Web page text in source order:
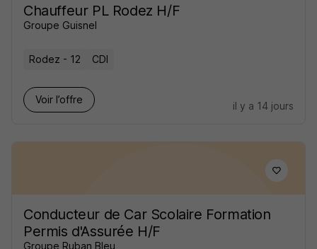
Chauffeur PL Rodez H/F
Groupe Guisnel
Rodez - 12 CDI
Voir l’offre
il y a 14 jours
Conducteur de Car Scolaire Formation
Permis d'Assurée H/F
Groupe Ruban Bleu